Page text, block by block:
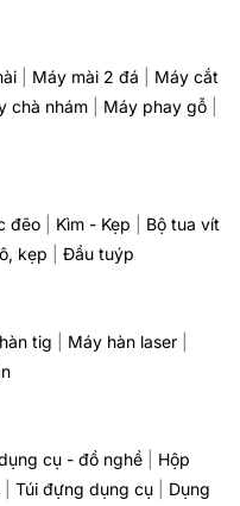
Máy mài 2 đá
Máy cắt
chà nhám Máy phay gỗ
đẽo Kìm - Kẹp
Bộ tua vít
kẹp Đầu tuýp
tig Máy hàn laser
cụ - đồ nghề
Hộp
Túi đựng dụng cụ
Dụng